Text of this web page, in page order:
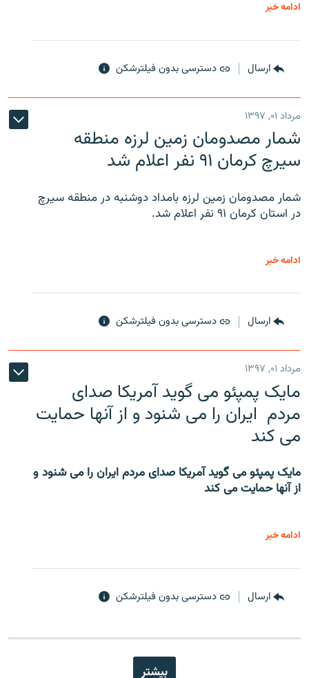
ادامه خبر
ارسال دسترسی بدون فیلترشکن
مرداد ۰۱, ۱۳۹۷
شمار مصدومان زمین لرزه منطقه
سیرچ کرمان ۹۱ نفر اعلام شد
شمار مصدومان زمین لرزه بامداد دوشنبه در منطقه سیرچ
در استان کرمان ۹۱ نفر اعلام شد.
ادامه خبر
ارسال دسترسی بدون فیلترشکن
مرداد ۰۱, ۱۳۹۷
مایک پمپئو می گوید آمریکا صدای
مردم ایران را می شنود و از آنها حمایت
می کند
مایک پمپئو می گوید آمریکا صدای مردم ایران را می شنود و
از آنها حمایت می کند
ادامه خبر
ارسال دسترسی بدون فیلترشکن
بیشتر